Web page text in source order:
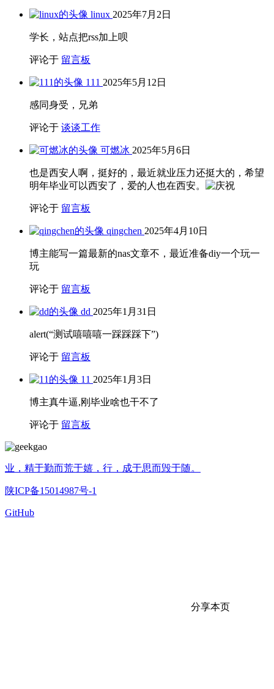
linux 2025年7月2日
学长，站点把rss加上呗
评论于 留言板
111 2025年5月12日
感同身受，兄弟
评论于 谈谈工作
可燃冰 2025年5月6日
也是西安人啊，挺好的，最近就业压力还挺大的，希望
明年毕业可以西安了，爱的人也在西安。
评论于 留言板
qingchen 2025年4月10日
博主能写一篇最新的nas文章不，最近准备diy一个玩一
玩
评论于 留言板
dd 2025年1月31日
alert(“测试嘻嘻嘻一踩踩踩下”)
评论于 留言板
11 2025年1月3日
博主真牛逼,刚毕业啥也干不了
评论于 留言板
业，精于勤而荒于嬉，行，成于思而毁于随。
陕ICP备15014987号-1
GitHub
分享本页